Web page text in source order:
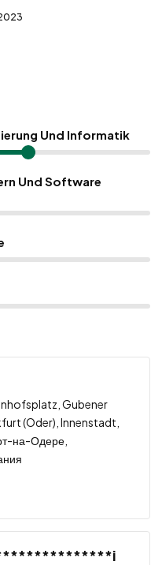
Und Informatik
Und Software
Gubener
(Oder), Innenstadt,
на-Одере,